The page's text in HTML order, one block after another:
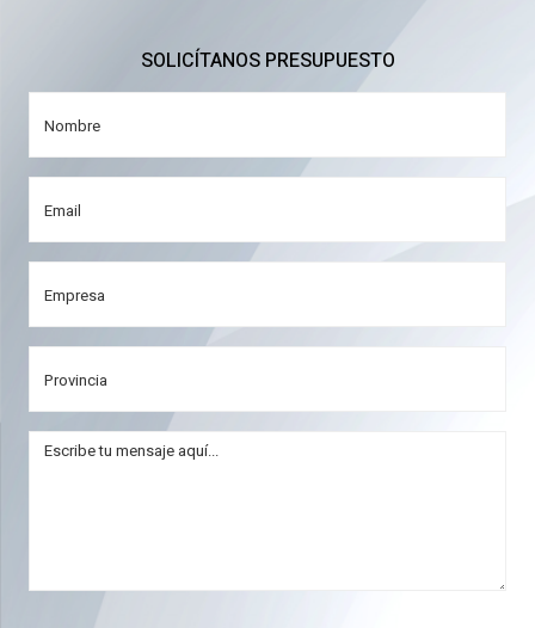
SOLICÍTANOS PRESUPUESTO